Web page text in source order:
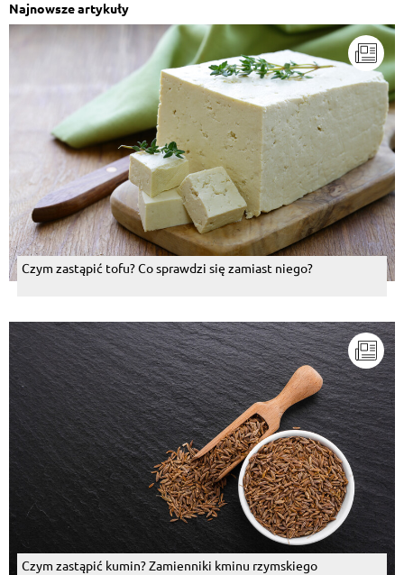
Najnowsze artykuły
Czym zastąpić tofu? Co sprawdzi się zamiast niego?
Czym zastąpić kumin? Zamienniki kminu rzymskiego